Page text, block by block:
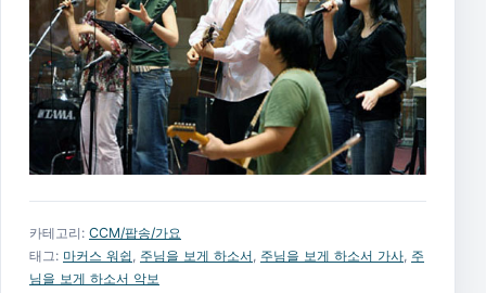
카테고리: CCM/팝송/가요
태그: 마커스 워쉽 주님을 보게 하소서 주님을 보게 하소서 가사 주
님을 보게 하소서 악보